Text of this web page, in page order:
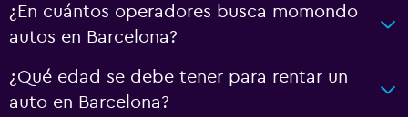
¿En cuántos operadores busca momondo
autos en Barcelona?
¿Qué edad se debe tener para rentar un
auto en Barcelona?